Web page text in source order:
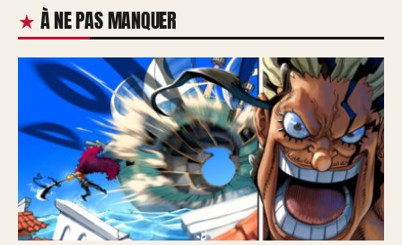
À NE PAS MANQUER